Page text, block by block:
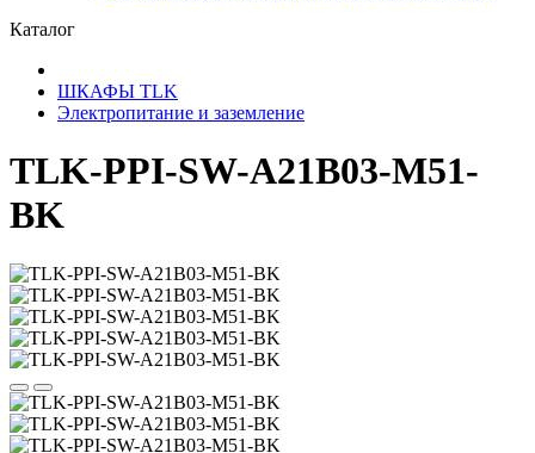
Каталог
ШКАФЫ TLK
Электропитание и заземление
TLK-PPI-SW-A21B03-M51-
BK